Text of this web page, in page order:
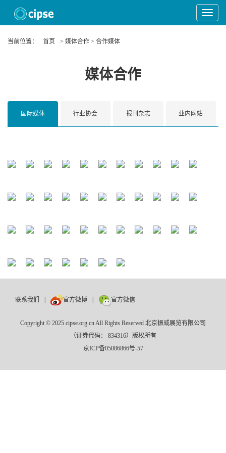
Toggle
当前位置：
首页 > 媒体合作 > 合作媒体
媒体合作
国际媒体 行业协会 报刊杂志 业内网站
联系我们 官方微博 官方微信
Copyright © 2025 cipse.org.cn All Rights Reserved 北京振威展览有限公司
（证券代码： 834316）版权所有
京ICP备05086866号-57